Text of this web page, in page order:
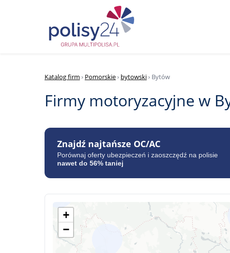
Katalog firm › Pomorskie› bytowski› Bytów
Firmy motoryzacyjne w
Znajdź najtańsze OC/AC
Porównaj oferty ubezpieczeń i zaoszczędź na polisie
nawet do 56% taniej
+
−